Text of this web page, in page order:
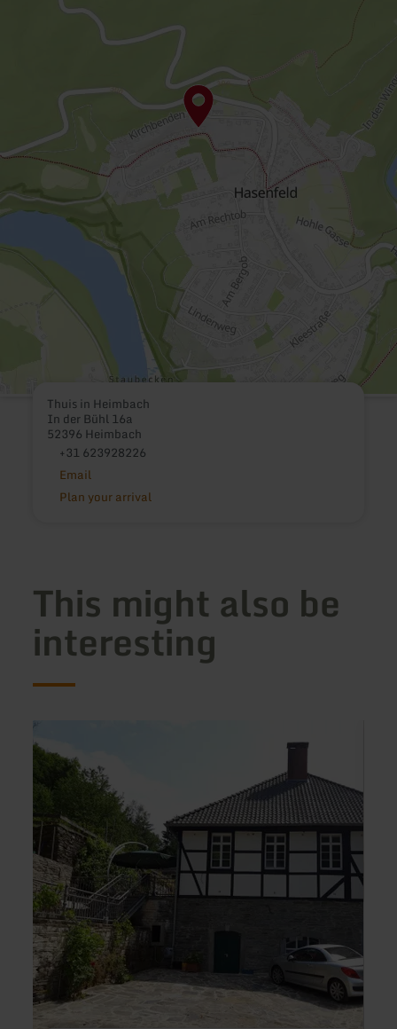
Thuis in Heimbach
In der Bühl 16a
52396 Heimbach
+31 623928226
Email
Plan your arrival
This might also be
interesting
more
about:
Ferienwohnungen
Wasserkraftwerk
Zum
Fritz